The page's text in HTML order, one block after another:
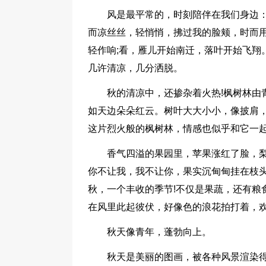
风是最平常的，时刻陪伴在我们身边
而凉丝丝，轻悄悄，拂过我的脸颊，时而
轻作响;看，雁儿开始南迁，落叶开始飞
几许清凉，几分洒脱。
秋的清凉中，还掺杂着火热!枫树林
如天边朵朵红云。树叶大大小小，像披肩
这片烈火般的枫树林，情感也似乎和它
香气四溢的果园里，苹果涨红了脸
你不让我，我不让你，果实沉甸甸挂在枝
秋，一个丰收的季节!不仅是果蔬，还有
在风里此起彼伏，好像色的浪花拍打着，
秋天像青年，蓬勃向上。
秋天是美丽的图画，被各种风景渲染